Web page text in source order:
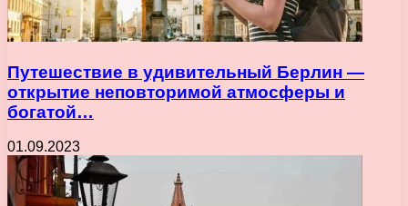
Путешествие в удивительный Берлин —
открытие неповторимой атмосферы и
богатой…
01.09.2023